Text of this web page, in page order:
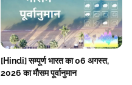
[Hindi] सम्पूर्ण भारत का 06 अगस्त,
2026 का मौसम पूर्वानुमान